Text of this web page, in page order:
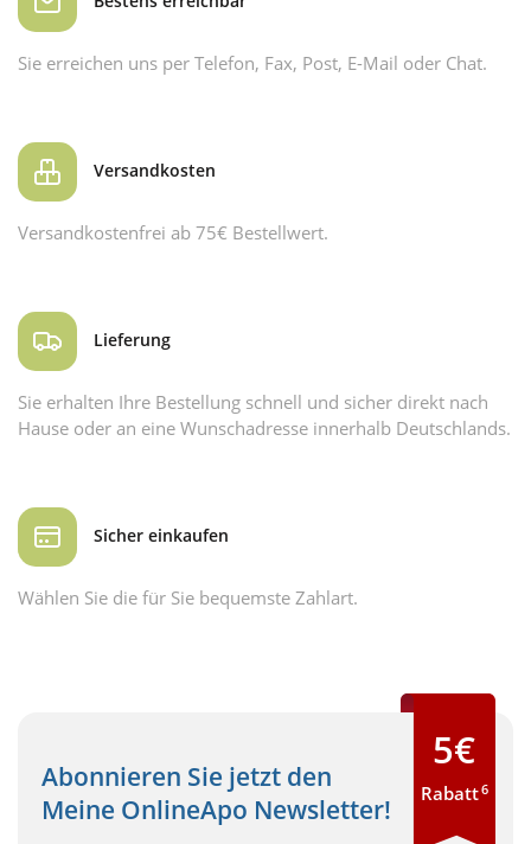
Sie erreichen uns per Telefon, Fax, Post, E-Mail oder Chat.
Versandkosten
Versandkostenfrei ab 75€ Bestellwert.
Lieferung
Sie erhalten Ihre Bestellung schnell und sicher direkt nach
Hause oder an eine Wunschadresse innerhalb Deutschlands.
Sicher einkaufen
Wählen Sie die für Sie bequemste Zahlart.
Abonnieren Sie jetzt den
Meine OnlineApo Newsletter!
5€
Rabatt6